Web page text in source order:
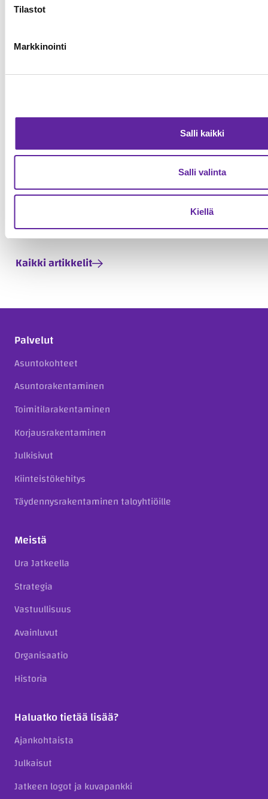
Tilastot
Markkinointi
Salli kaikki
Salli valinta
Kiellä
Jatkeen urakoima Asuntosäätiön
hankekokonaisuus valmistui
Asuntorakentaminen 29.04.2026
Kaikki artikkelit
Palvelut
Asuntokohteet
Asuntorakentaminen
Toimitilarakentaminen
Korjausrakentaminen
Julkisivut
Kiinteistökehitys
Täydennysrakentaminen taloyhtiöille
Meistä
Ura Jatkeella
Strategia
Vastuullisuus
Avainluvut
Organisaatio
Historia
Haluatko tietää lisää?
Ajankohtaista
Julkaisut
Jatkeen logot ja kuvapankki